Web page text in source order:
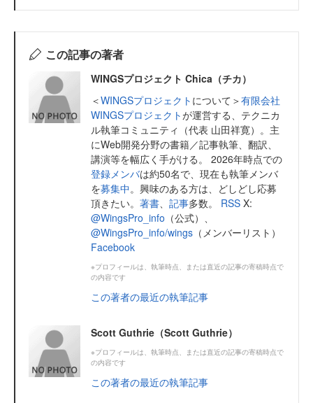
この記事の著者
WINGSプロジェクト Chica（チカ）
＜WINGSプロジェクト について＞有限会社
WINGSプロジェクトが運営する、テクニカ
ル執筆コミュニティ（代表 山田祥寛）。主
にWeb開発分野の書籍／記事執筆、翻訳、
講演等を幅広く手がける。 2026年時点での
登録メンバは約50名で、現在も執筆メンバ
を募集中。興味のある方は、どしどし応募
頂きたい。 著書 記事多数。 RSS X:
@WingsPro_info （公式）、
@WingsPro_info/wings （メンバーリスト）
Facebook
※プロフィールは、執筆時点、または直近の記事の寄稿時点で
の内容です
この著者の最近の執筆記事
Scott Guthrie（Scott Guthrie）
※プロフィールは、執筆時点、または直近の記事の寄稿時点で
の内容です
この著者の最近の執筆記事